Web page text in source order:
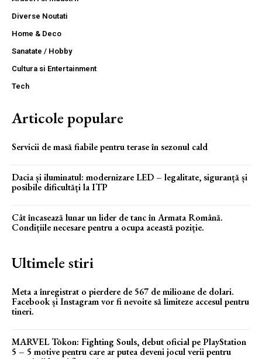
Diverse Noutati
Home & Deco
Sanatate / Hobby
Cultura si Entertainment
Tech
Articole populare
Servicii de masă fiabile pentru terase în sezonul cald
Dacia și iluminatul: modernizare LED – legalitate, siguranță și
posibile dificultăți la ITP
Cât încasează lunar un lider de tanc în Armata Română.
Condițiile necesare pentru a ocupa această poziție.
Ultimele stiri
Meta a înregistrat o pierdere de 567 de milioane de dolari.
Facebook și Instagram vor fi nevoite să limiteze accesul pentru
tineri.
MARVEL Tōkon: Fighting Souls, debut oficial pe PlayStation
5 – 5 motive pentru care ar putea deveni jocul verii pentru